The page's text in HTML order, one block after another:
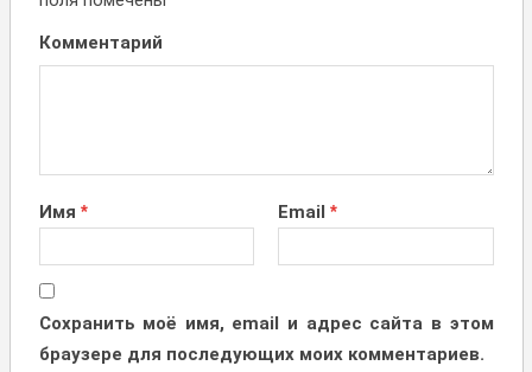
Комментарий
Имя * Email *
Сохранить моё имя, email и адрес сайта в этом
браузере для последующих моих комментариев.